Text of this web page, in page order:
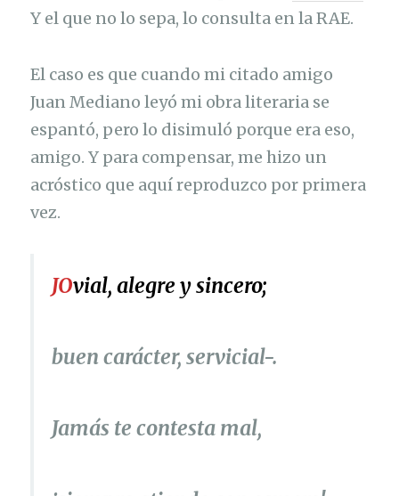
Y el que no lo sepa, lo consulta en la RAE.
El caso es que cuando mi citado amigo
Juan Mediano leyó mi obra literaria se
espantó, pero lo disimuló porque era eso,
amigo. Y para compensar, me hizo un
acróstico que aquí reproduzco por primera
vez.
JOvial, alegre y sincero;
buen carácter, servicial-.
Jamás te contesta mal,